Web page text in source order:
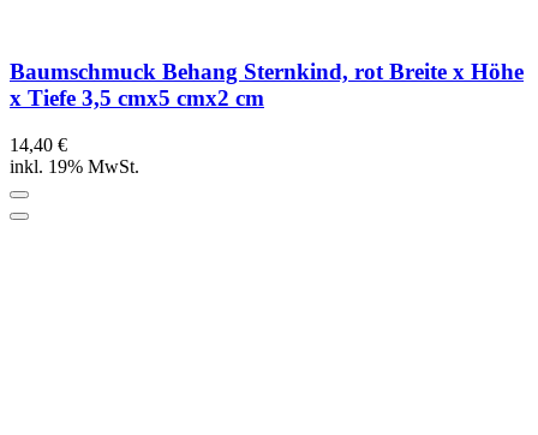
Baumschmuck Behang Sternkind, rot Breite x Höhe
x Tiefe 3,5 cmx5 cmx2 cm
14,40 €
inkl. 19% MwSt.